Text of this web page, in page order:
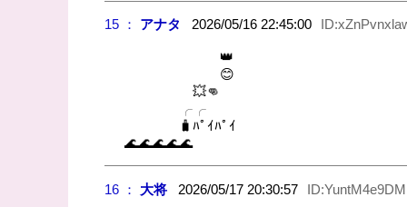
15 ： アナタ 2026/05/16 22:45:00
👑
😊
💥👊
╭╭
🧳ﾊﾟｲﾊﾟｲ
🌊🌊🌊🌊🌊
16 ： 大将2026/05/17 20:30:57 ID:YuntM4e9DM